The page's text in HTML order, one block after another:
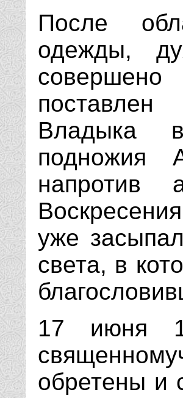
После
одежды,
Владыка
подножия
напротив
уже
света, в
17 июня
обретены и